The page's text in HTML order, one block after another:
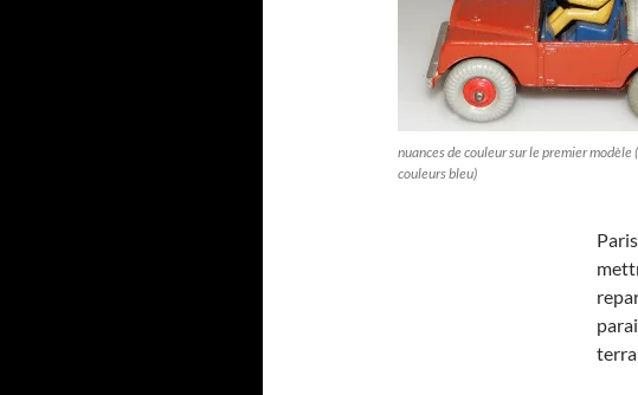
nuances de couleur sur le premier modèle
couleurs bleu)